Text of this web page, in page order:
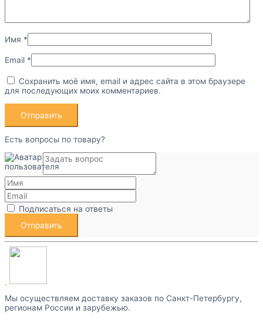
Имя *
Email *
Сохранить моё имя, email и адрес сайта в этом браузере
для последующих моих комментариев.
Есть вопросы по товару?
Подписаться на ответы
Мы осуществляем доставку заказов по Санкт-Петербургу,
регионам России и зарубежью.